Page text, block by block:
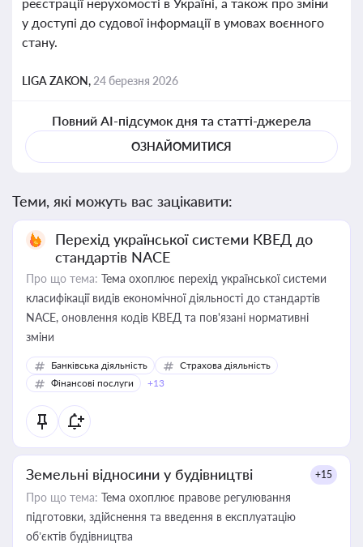
у доступі до судової інформації в умовах воєнного
стану.
LIGA ZAKON, 24 березня 2026
Повний AI-підсумок дня та статті-джерела
ОЗНАЙОМИТИСЯ
Теми, які можуть вас зацікавити:
Перехід української системи КВЕД до
стандартів NACE
Про що тема: Тема охоплює перехід української системи
класифікації видів економічної діяльності до стандартів
NACE, оновлення кодів КВЕД та пов'язані нормативні
зміни
Банківська діяльність
Страхова діяльність
Фінансові послуги
+13
Земельні відносини у будівництві +15
Про що тема: Тема охоплює правове регулювання
підготовки, здійснення та введення в експлуатацію
об’єктів будівництва